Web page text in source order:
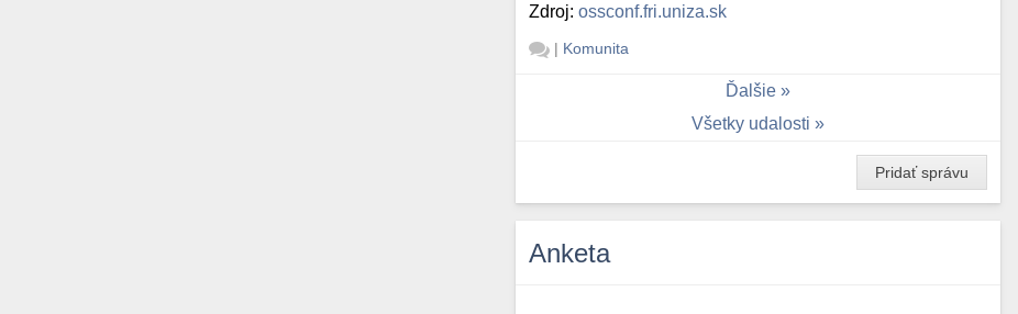
Zdroj:ossconf.fri.uniza.sk
| Komunita
Ďalšie
Všetky udalosti
Pridať správu
Anketa